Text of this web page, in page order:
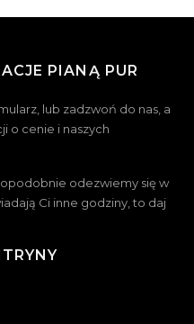
PIANĄ PUR
lub zadzwoń do nas, a
o cenie i naszych
odezwiemy się w
Ci inne godziny, to daj